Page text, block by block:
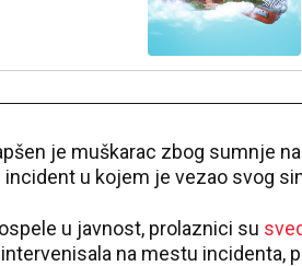
je muškarac zbog sumnje na
u kojem je vezao svog
u javnost, prolaznici su
na mestu incidenta,